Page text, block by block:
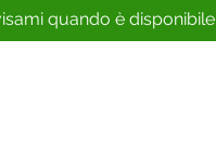
quando è disponibile